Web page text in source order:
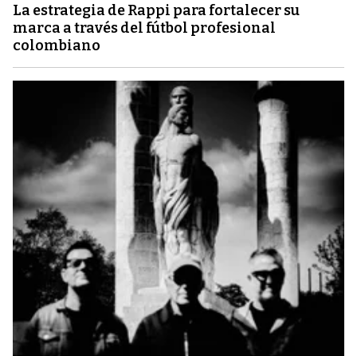
La estrategia de Rappi para fortalecer su
marca a través del fútbol profesional
colombiano